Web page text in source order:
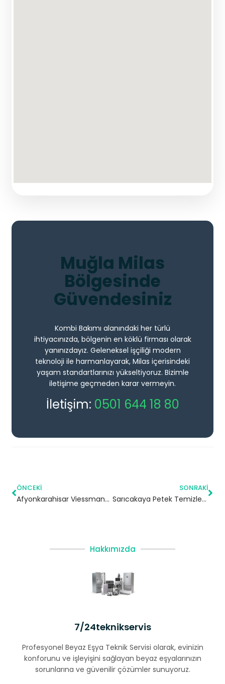
Muğla Milas
Bölgesinde
Güvendesiniz
Kombi Bakımı alanındaki her türlü
ihtiyacınızda, bölgenin en köklü firması olarak
yanınızdayız. Geleneksel işçiliği modern
teknoloji ile harmanlayarak, Milas içerisindeki
yaşam standartlarınızı yükseltiyoruz. Bizimle
iletişime geçmeden karar vermeyin.
İletişim: 0501 644 18 80
ÖNCEKI
Afyonkarahisar Viessmann Kombi Servisi – Yetkili Teknik Servis
SONRAKI
Sarıcakaya Petek Temizleme | Eskişehir
Hakkımızda
7/24teknikservis
Profesyonel Beyaz Eşya Teknik Servisi olarak, evinizin
konforunu ve işleyişini sağlayan beyaz eşyalarınızın
sorunlarına ve güvenilir çözümler sunuyoruz.